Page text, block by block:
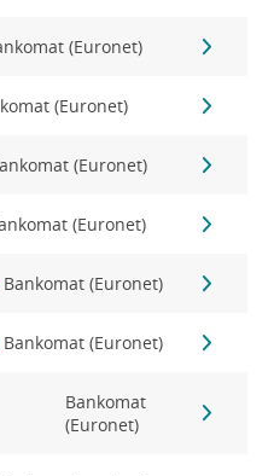
(Euronet)
(Euronet)
(Euronet)
(Euronet)
Bankomat (Euronet)
Bankomat (Euronet)
Bankomat
(Euronet)